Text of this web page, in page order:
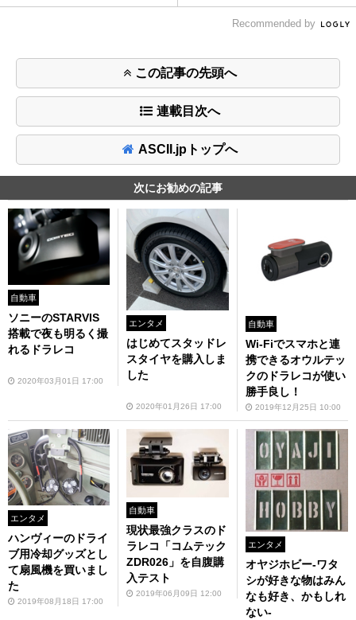
Recommended by
この記事の先頭へ
連載目次へ
ASCII.jpトップへ
次にお勧めの記事
自動車
ソニーのSTARVIS
搭載で夜も明るく撮
れるドラレコ
2020年03月01日 17:00
エンタメ
はじめてスタッドレ
スタイヤを購入しま
した
2020年01月26日 17:00
自動車
Wi-Fiでスマホと連
携できるオウルテッ
クのドラレコが使い
勝手良し！
2019年12月25日 10:00
エンタメ
ハンヴィーのドライ
ブ用冷却グッズとし
て扇風機を買いまし
た
2019年08月18日 17:00
自動車
現状最強クラスのド
ラレコ「コムテック
ZDR026」を自腹購
入テスト
2019年06月09日 12:00
エンタメ
オヤジホビー-ワタ
シが好きな物はみん
なも好き、かもしれ
ない-